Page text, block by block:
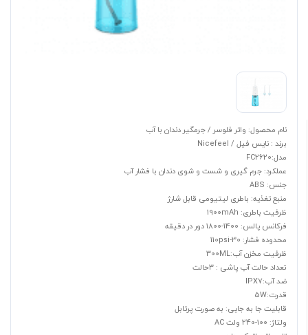
نام محصول: واتر فلوسر / جرمگیر دندان با آب
برند : نایس فیل / Nicefeel
مدل:FC2620
عملکرد: جرم گیری و شست و شوی دندان با فشار آب
جنس: ABS
منبع تغذیه: باطری لیتیومی قابل شارژ
ظرفیت باطری: 1900mAh
فرکانس پالس: 1400-1800 دور در دقیقه
محدوده فشار: 30-110psi
ظرفیت مخزن آب:300ML
تعداد حالت آب پاشی : 3حالت
ضد آب:IPX7
قدرت:5W
قابلیت جا به جایی: به صورت پرتابل
ولتاژ: 100-240 ولت AC